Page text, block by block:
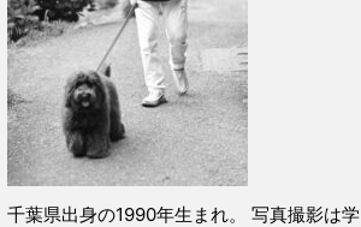
千葉県出身の1990年生まれ。 写真撮影は学